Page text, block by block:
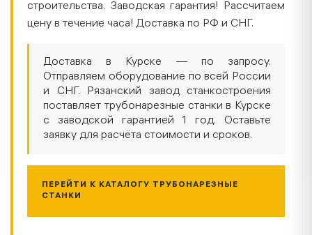
строительства. Заводская гарантия! Рассчитаем
цену в течение часа! Доставка по РФ и СНГ.
Доставка в Курске — по запросу.
Отправляем оборудование по всей России
и СНГ. Рязанский завод станкостроения
поставляет трубонарезные станки в Курске
с заводской гарантией 1 год. Оставьте
заявку для расчёта стоимости и сроков.
ПЕРЕЙТИ К КАТАЛОГУ ТРУБОНАРЕЗНЫЕ
СТАНКИ